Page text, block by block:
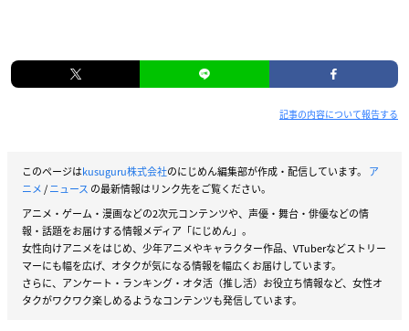
記事の内容について報告する
このページはkusuguru株式会社のにじめん編集部が作成・配信しています。 ア
ニメ/ニュース の最新情報はリンク先をご覧ください。
アニメ・ゲーム・漫画などの2次元コンテンツや、声優・舞台・俳優などの情
報・話題をお届けする情報メディア「にじめん」。
女性向けアニメをはじめ、少年アニメやキャラクター作品、VTuberなどストリー
マーにも幅を広げ、オタクが気になる情報を幅広くお届けしています。
さらに、アンケート・ランキング・オタ活（推し活）お役立ち情報など、女性オ
タクがワクワク楽しめるようなコンテンツも発信しています。